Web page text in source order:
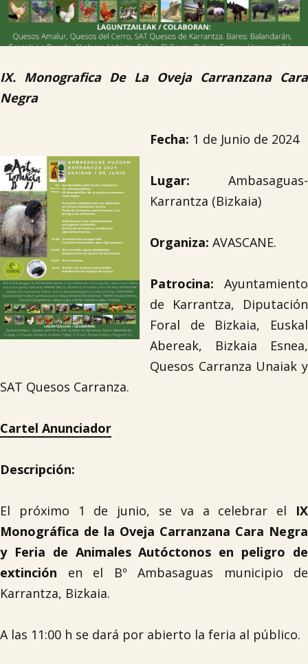
IX. Monografica De La Oveja Carranzana Cara
Negra
Fecha: 1 de Junio de 2024
Lugar: Ambasaguas-
Karrantza (Bizkaia)
Organiza: AVASCANE.
Patrocina: Ayuntamiento
de Karrantza, Diputación
Foral de Bizkaia, Euskal
Abereak, Bizkaia Esnea,
Quesos Carranza Unaiak y
SAT Quesos Carranza.
Cartel Anunciador
Descripción:
El próximo 1 de junio, se va a celebrar el IX
Monográfica de la Oveja Carranzana Cara Negra
y Feria de Animales Autóctonos en peligro de
extinción en el Bº Ambasaguas municipio de
Karrantza, Bizkaia.
A las 11:00 h se dará por abierto la feria al público.